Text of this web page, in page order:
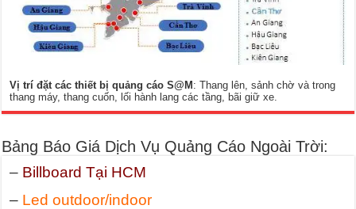
Vị trí đặt các thiết bị quảng cáo S@M : Thang lên, sảnh chờ và trong
thang máy, thang cuốn, lối hành lang các tầng, bãi giữ xe.
Bảng Báo Giá Dịch Vụ Quảng Cáo Ngoài Trời:
– Billboard Tại HCM
– Led outdoor/indoor